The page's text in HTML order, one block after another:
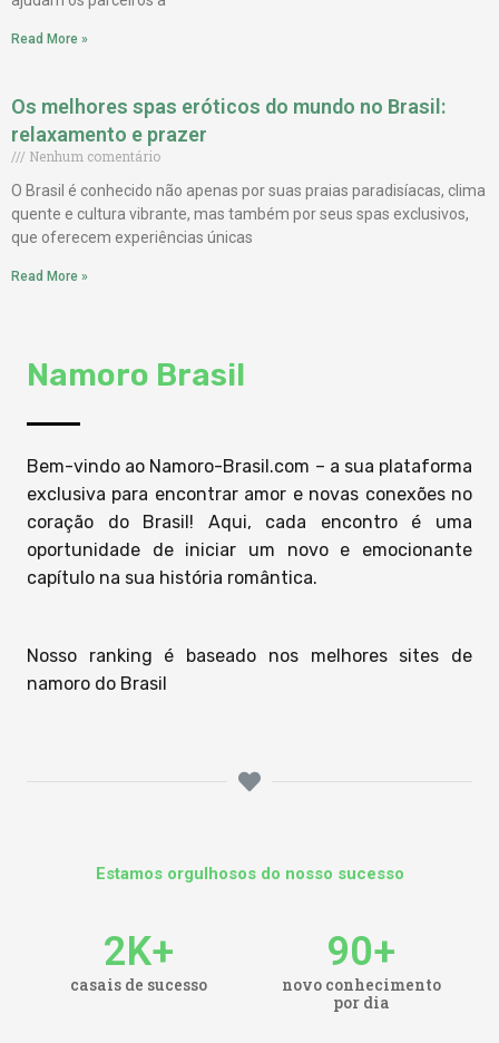
Read More »
Os melhores spas eróticos do mundo no Brasil:
relaxamento e prazer
Nenhum comentário
O Brasil é conhecido não apenas por suas praias paradisíacas, clima
quente e cultura vibrante, mas também por seus spas exclusivos,
que oferecem experiências únicas
Read More »
Namoro Brasil
Bem-vindo ao Namoro-Brasil.com – a sua plataforma
exclusiva para encontrar amor e novas conexões no
coração do Brasil! Aqui, cada encontro é uma
oportunidade de iniciar um novo e emocionante
capítulo na sua história romântica.
Nosso ranking é baseado nos melhores sites de
namoro do Brasil
Estamos orgulhosos do nosso sucesso
2K+
casais de sucesso
90+
novo conhecimento
por dia